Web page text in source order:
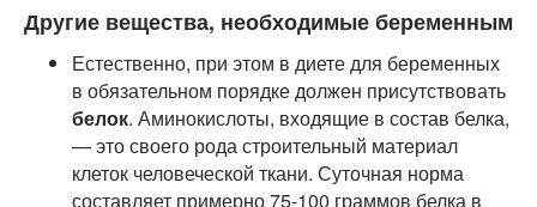
Другие вещества, необходимые беременным
Естественно, при этом в диете для беременных
в обязательном порядке должен присутствовать
белок. Аминокислоты, входящие в состав белка,
— это своего рода строительный материал
клеток человеческой ткани. Суточная норма
составляет примерно 75-100 граммов белка в